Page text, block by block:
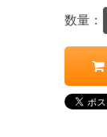
数量：